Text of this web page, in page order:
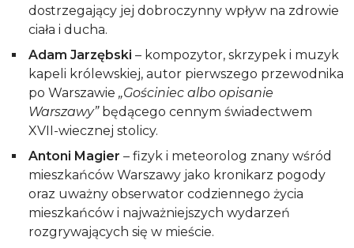
dostrzegający jej dobroczynny wpływ na zdrowie
ciała i ducha.
Adam Jarzębski – kompozytor, skrzypek i muzyk
kapeli królewskiej, autor pierwszego przewodnika
po Warszawie „Gościniec albo opisanie
Warszawy”będącego cennym świadectwem
XVII-wiecznej stolicy.
Antoni Magier – fizyk i meteorolog znany wśród
mieszkańców Warszawy jako kronikarz pogody
oraz uważny obserwator codziennego życia
mieszkańców i najważniejszych wydarzeń
rozgrywających się w mieście.